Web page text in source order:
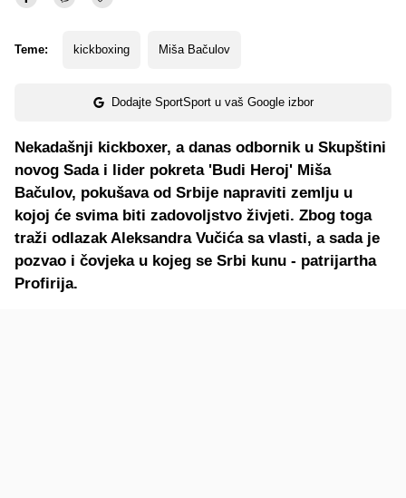
Teme: kickboxing Miša Bačulov
Dodajte SportSport u vaš Google izbor
Nekadašnji kickboxer, a danas odbornik u Skupštini
novog Sada i lider pokreta 'Budi Heroj' Miša
Bačulov, pokušava od Srbije napraviti zemlju u
kojoj će svima biti zadovoljstvo živjeti. Zbog toga
traži odlazak Aleksandra Vučića sa vlasti, a sada je
pozvao i čovjeka u kojeg se Srbi kunu - patrijartha
Profirija.